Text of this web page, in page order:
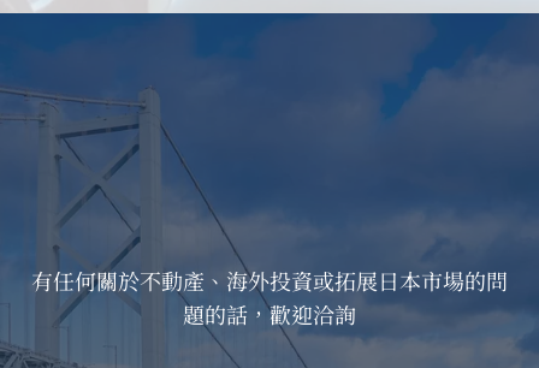
有任何關於不動產、海外投資或拓展日本市場的問
題的話，歡迎洽詢